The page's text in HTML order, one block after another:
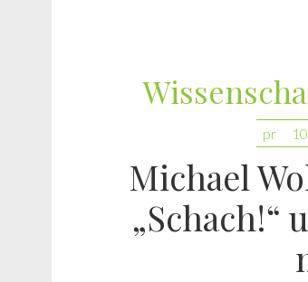
pr
Michael
„Schach!“